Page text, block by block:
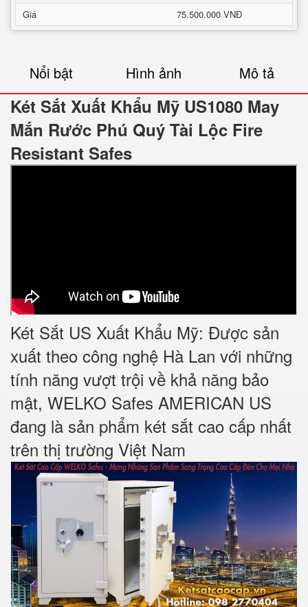
Giá
75.500.000 VNĐ
Nổi bật Hình ảnh Mô tả
Két Sắt Xuất Khẩu Mỹ US1080 May
Mắn Rước Phú Quý Tài Lộc‎ Fire
Resistant Safes
Két Sắt US Xuất Khẩu Mỹ: Được sản
xuất theo công nghệ Hà Lan với những
tính năng vượt trội về khả năng bảo
mật, WELKO Safes AMERICAN US
đang là sản phẩm két sắt cao cấp nhất
trên thị trường Việt Nam